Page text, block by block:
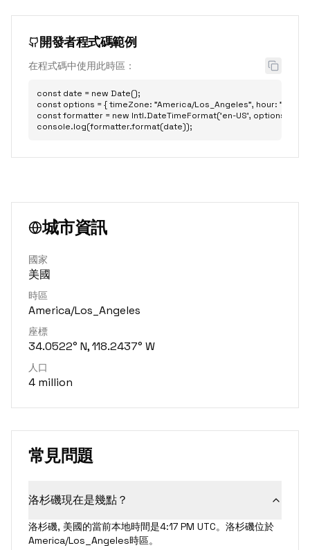
開發者程式碼範例
在程式碼中使用此時區：
const date = new Date();
const options = { timeZone: "America/Los_Angeles", hour: "2-
const formatter = new Intl.DateTimeFormat('en-US', options);
console.log(formatter.format(date));
城市資訊
國家
美國
時區
America/Los_Angeles
座標
34.0522° N, 118.2437° W
人口
4 million
常見問題
洛杉磯現在是幾點？
洛杉磯, 美國的當前本地時間是4:17 PM UTC。洛杉磯位於
America/Los_Angeles時區。